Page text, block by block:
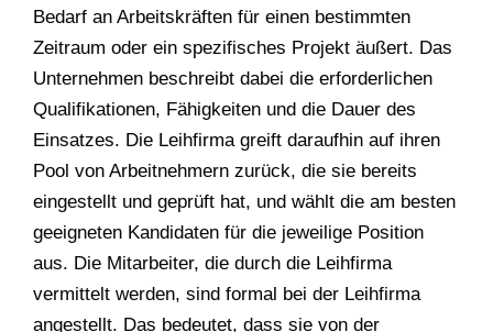
Bedarf an Arbeitskräften für einen bestimmten
Zeitraum oder ein spezifisches Projekt äußert. Das
Unternehmen beschreibt dabei die erforderlichen
Qualifikationen, Fähigkeiten und die Dauer des
Einsatzes. Die Leihfirma greift daraufhin auf ihren
Pool von Arbeitnehmern zurück, die sie bereits
eingestellt und geprüft hat, und wählt die am besten
geeigneten Kandidaten für die jeweilige Position
aus. Die Mitarbeiter, die durch die Leihfirma
vermittelt werden, sind formal bei der Leihfirma
angestellt. Das bedeutet, dass sie von der